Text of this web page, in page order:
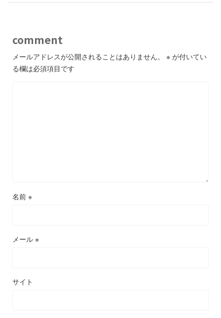
comment
メールアドレスが公開されることはありません。 ※ が付いてい
る欄は必須項目です
名前 ※
メール ※
サイト